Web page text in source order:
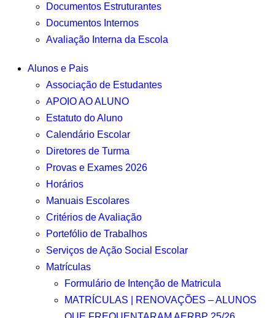
Documentos Estruturantes
Documentos Internos
Avaliação Interna da Escola
Alunos e Pais
Associação de Estudantes
APOIO AO ALUNO
Estatuto do Aluno
Calendário Escolar
Diretores de Turma
Provas e Exames 2026
Horários
Manuais Escolares
Critérios de Avaliação
Portefólio de Trabalhos
Serviços de Ação Social Escolar
Matrículas
Formulário de Intenção de Matricula
MATRÍCULAS | RENOVAÇÕES – ALUNOS